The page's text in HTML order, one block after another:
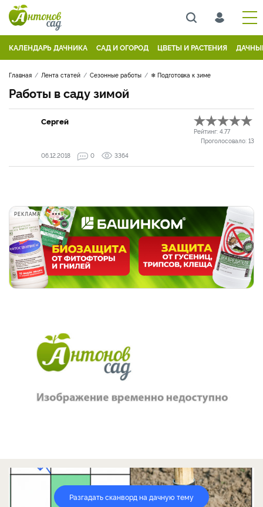
КАЛЕНДАРЬ ДАЧНИКА САД И ОГОРОД ЦВЕТЫ И РАСТЕНИЯ
Главная Лента статей Сезонные работы ❄ Подготовка к зиме
Работы в саду зимой
Сергей
Рейтинг: 4.77
Проголосовало: 13
06.12.2018
0 3364
РЕКЛАМА
Разгадать сканворд на дачную тему